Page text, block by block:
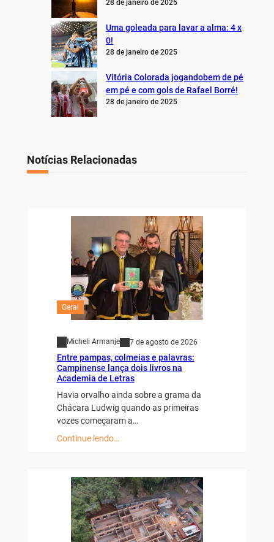
28 de janeiro de 2025
Uma goleada para lavar a alma: 4 x
0!
28 de janeiro de 2025
Vitória Colorada jogandobem de pé
em pé e com gols de Rafael Borré!
28 de janeiro de 2025
Notícias Relacionadas
Geral
Micheli Armanje 7 de agosto de 2026
Entre pampas, colmeias e palavras:
Campinense lança dois livros na
Academia de Letras
Havia orvalho ainda sobre a grama da
Chácara Ludwig quando as primeiras
vozes começaram a…
Continue lendo…